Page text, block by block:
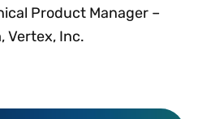
Product Manager –
Vertex, Inc.